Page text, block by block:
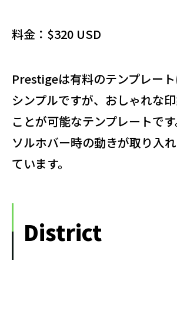
料金：$320 USD
Prestigeは有料のテンプレート
シンプルですが、おしゃれな
ことが可能なテンプレートで
ソルホバー時の動きが取り入
ています。
District